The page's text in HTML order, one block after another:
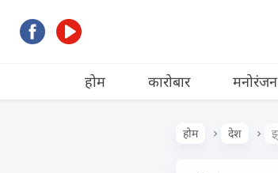
होम कारोबार मनोरंजन
होम देश